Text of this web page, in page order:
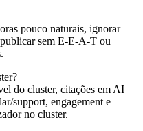
pouco naturais, ignorar
sem E-E-A-T ou
do cluster, citações em AI
support, engagement e
no cluster.